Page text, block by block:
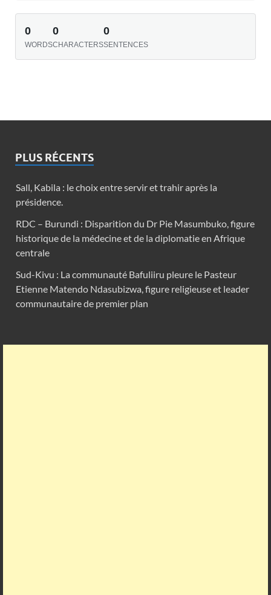
0
WORDS
0
CHARACTERS
0
SENTENCES
PLUS RÉCENTS
Sall, Kabila : le choix entre servir et trahir après la
présidence.
RDC – Burundi : Disparition du Dr Pie Masumbuko, figure
historique de la médecine et de la diplomatie en Afrique
centrale
Sud-Kivu : La communauté Bafuliiru pleure le Pasteur
Etienne Matendo Ndasubizwa, figure religieuse et leader
communautaire de premier plan